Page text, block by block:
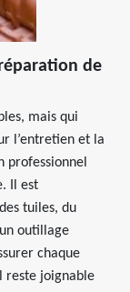
de
mais qui
l’entretien et la
professionnel
Il est
tuiles, du
outillage
chaque
reste joignable